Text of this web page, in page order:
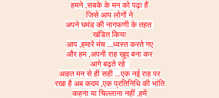
हमने ,सबके के मन को पढ़ा हैं
जिसे आप लोगों ने
अपने घमंड की नागफणी के तहत
खंडित किया
आप ,हमारे मंच ...ध्वस्त करते गए
और हम ,अपनी राह खुद बना कर
आगे बढ़ते रहे
आहत मन से ही सही ...एक नई राह पर
रखा है अब कदम ,एक प्रतिनिधि की भांति
कहना या चिल्लाना नहीं ,हमें